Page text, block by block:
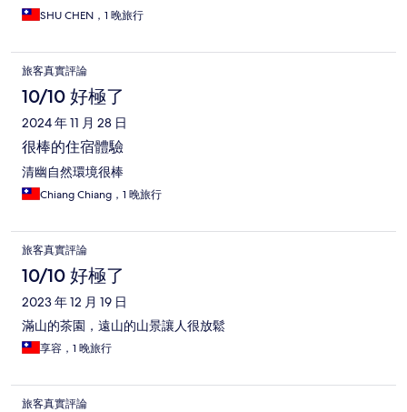
SHU CHEN，1 晚旅行
旅客真實評論
10/10 好極了
2024 年 11 月 28 日
很棒的住宿體驗
清幽自然環境很棒
Chiang Chiang，1 晚旅行
旅客真實評論
10/10 好極了
2023 年 12 月 19 日
滿山的茶園，遠山的山景讓人很放鬆
享容，1 晚旅行
旅客真實評論